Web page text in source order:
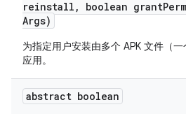
reinstall , boolean grant
Args)
为指定用户安装由多个 APK 文件（
应用。
abstract boolean